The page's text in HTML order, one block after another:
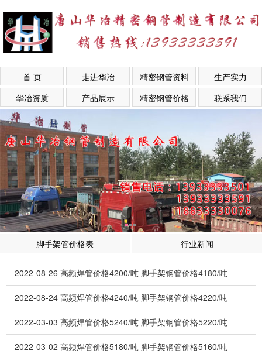
首 页 走进华冶 精密钢管资料
生产实力
华冶资质
产品展示 精密钢管价格 联系我们
脚手架管价格表 行业新闻
2022-08-26 高频焊管价格4200/吨 脚手架钢管价格4180/吨
2022-08-24 高频焊管价格4240/吨 脚手架钢管价格4220/吨
2022-03-03 高频焊管价格5240/吨 脚手架钢管价格5220/吨
2022-03-02 高频焊管价格5180/吨 脚手架钢管价格5160/吨